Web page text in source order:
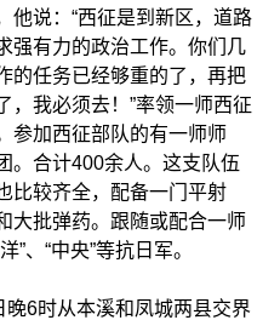
他说：“西征是到新区，道路
强有力的政治工作。你们几
的任务已经够重的了，再把
，我必须去！”率领一师西征
参加西征部队的有一师师
。合计400余人。这支队伍
比较齐全，配备一门平射
大批弹药。跟随或配合一师
”、“中央”等抗日军。
6时从本溪和凤城两县交界